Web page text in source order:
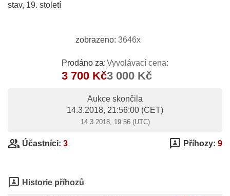
stav, 19. století
zobrazeno: 3646x
Prodáno za:
3 700 Kč
Vyvolávací cena:
3 000 Kč
Aukce skončila
14.3.2018, 21:56:00 (CET)
14.3.2018, 19:56 (UTC)
group Účastníci: 3 3p Příhozy: 9
3p Historie příhozů